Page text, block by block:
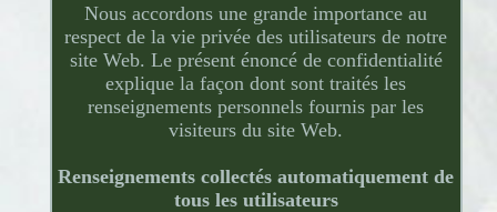
Nous accordons une grande importance au
respect de la vie privée des utilisateurs de notre
site Web. Le présent énoncé de confidentialité
explique la façon dont sont traités les
renseignements personnels fournis par les
visiteurs du site Web.
Renseignements collectés automatiquement de
tous les utilisateurs